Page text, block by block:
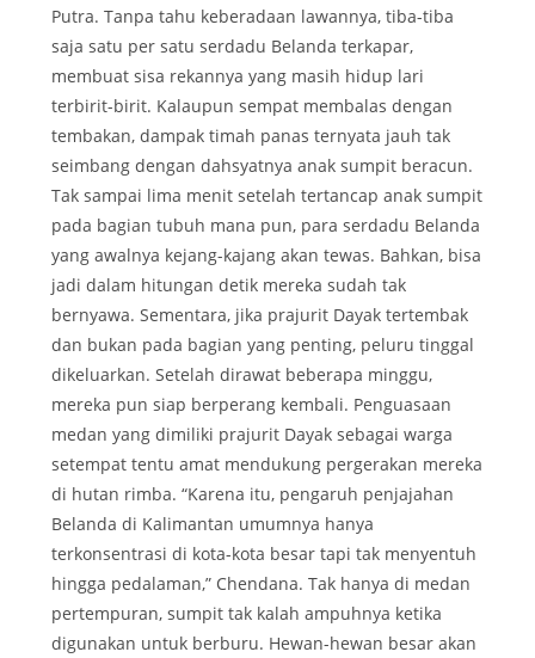
Putra. Tanpa tahu keberadaan lawannya, tiba-tiba
saja satu per satu serdadu Belanda terkapar,
membuat sisa rekannya yang masih hidup lari
terbirit-birit. Kalaupun sempat membalas dengan
tembakan, dampak timah panas ternyata jauh tak
seimbang dengan dahsyatnya anak sumpit beracun.
Tak sampai lima menit setelah tertancap anak sumpit
pada bagian tubuh mana pun, para serdadu Belanda
yang awalnya kejang-kajang akan tewas. Bahkan, bisa
jadi dalam hitungan detik mereka sudah tak
bernyawa. Sementara, jika prajurit Dayak tertembak
dan bukan pada bagian yang penting, peluru tinggal
dikeluarkan. Setelah dirawat beberapa minggu,
mereka pun siap berperang kembali. Penguasaan
medan yang dimiliki prajurit Dayak sebagai warga
setempat tentu amat mendukung pergerakan mereka
di hutan rimba. “Karena itu, pengaruh penjajahan
Belanda di Kalimantan umumnya hanya
terkonsentrasi di kota-kota besar tapi tak menyentuh
hingga pedalaman,” Chendana. Tak hanya di medan
pertempuran, sumpit tak kalah ampuhnya ketika
digunakan untuk berburu. Hewan-hewan besar akan